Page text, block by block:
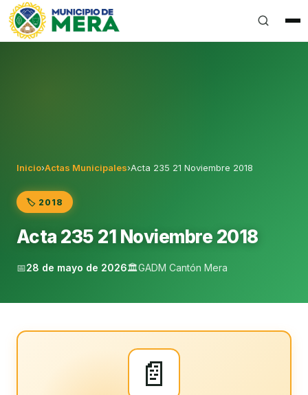
Gobierno Autónomo Descentralizado Municipal del
Inicio›Actas Municipales›Acta 235 21 Noviembre 2018
🏷️ 2018
Acta 235 21 Noviembre 2018
📅28 de mayo de 2026🏛️GADM Cantón Mera
📄